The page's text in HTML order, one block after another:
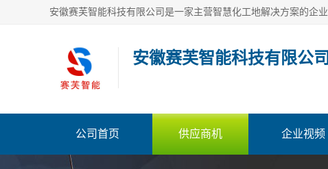
安徽赛芙智能科技有限公司
公司首页 供应商机 企业视频